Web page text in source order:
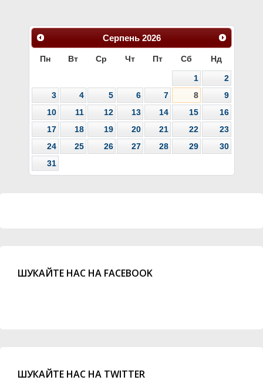
Серпень 2026
Пн Вт Ср Чт Пт Сб Нд
1
2
3
4 5 6 7 8
9
10
11 12 13 14 15
16
17
18 19 20 21 22
23
24
25 26 27 28 29
30
31
ШУКАЙТЕ НАС НА FACEBOOK
ШУКАЙТЕ НАС НА TWITTER